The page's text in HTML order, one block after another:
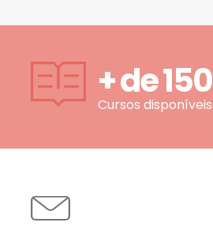
+ de150
Cursos disponíveis